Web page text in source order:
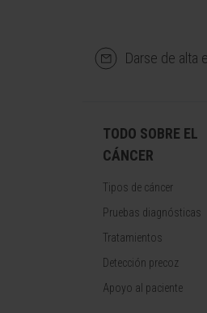
Darse de alta
TODO SOBRE EL
CÁNCER
Tipos de cáncer
Pruebas diagnósticas
Tratamientos
Detección precoz
Apoyo al paciente